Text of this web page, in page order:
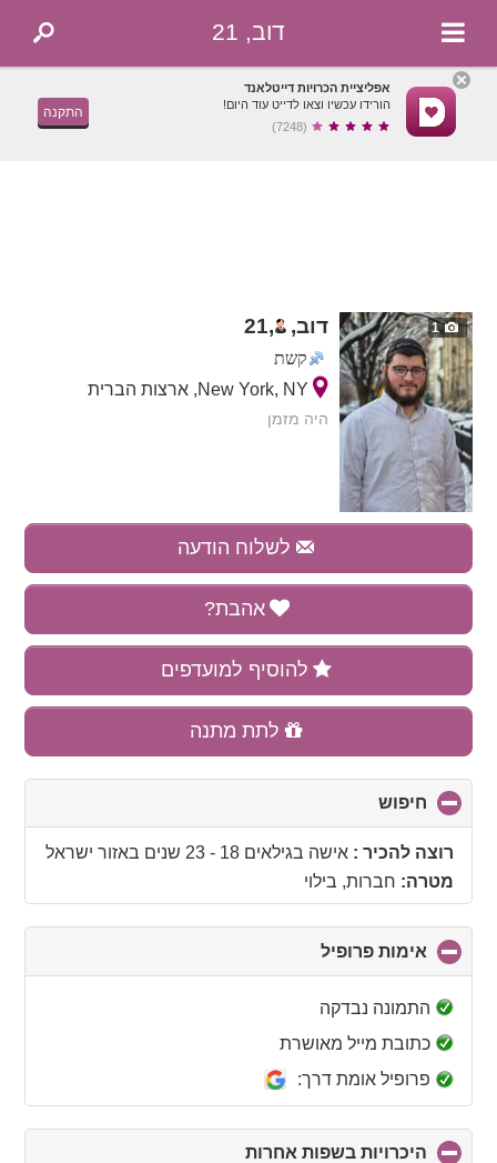
דוב, 21
אפליציית הכרויות דייטלאנד
הורידו עכשיו וצאו לדייט עוד היום!
(7248)
התקנה
1 דוב, ,
21
קשת
New York, NY, ארצות הברית
היה מזמן
לשלוח הודעה
אהבת?
להוסיף למועדפים
לתת מתנה
חיפוש
to
collapse
contents
רוצה להכיר :אישה בגילאים 18 - 23 שנים באזור ישראל
מטרה: חברות, בילוי
אימות פרופיל
to
התמונה נבדקה
כתובת מייל מאושרת
פרופיל אומת דרך:
היכרויות בשפות אחרות